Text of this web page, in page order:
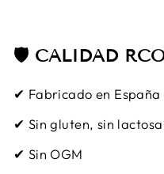
🛡️ CALIDAD
✔ Fabricado en España
✔ Sin gluten, sin lactosa
✔ Sin OGM